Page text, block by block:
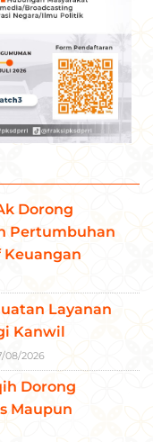
Dorong
Pertumbuhan
Keuangan
Layanan
Kanwil
08/2026
Dorong
Maupun